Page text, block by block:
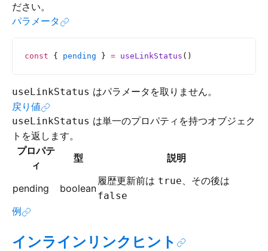
ださい。
パラメータ
const { pending } = useLinkStatus ()
useLinkStatus はパラメータを取りません。
戻り値
useLinkStatus は単一のプロパティを持つオブジェク
トを返します。
プロパテ
ィ
型 説明
pending boolean
履歴更新前は true、その後は
false
例
インラインリンクヒント